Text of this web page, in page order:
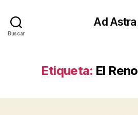
Buscar
Ad Astra
Etiqueta: El